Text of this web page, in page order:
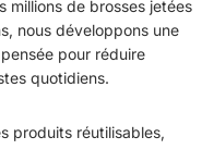
millions de brosses jetées
nous développons une
pensée pour réduire
quotidiens.
produits réutilisables,